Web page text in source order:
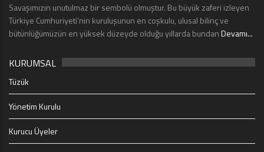
Savaşımızın unutulmaz bir sembolü olmuştur. Bu büyük zaferi izleyen
Türkiye Cumhuriyeti’nin kuruluşunun en coşkulu, ulusal bilinç ve
bütünlüğümüzün en yüksek düzeyde olduğu yıllarda bundanDevamı...
KURUMSAL
Tüzük
Yönetim Kurulu
Kurucu Üyeler